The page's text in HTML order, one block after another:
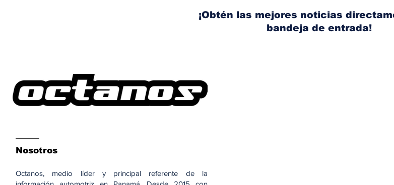
¡Obtén las mejores noticias
bandeja de entrada!
Nosotros
Octanos, medio líder y principal referente de la